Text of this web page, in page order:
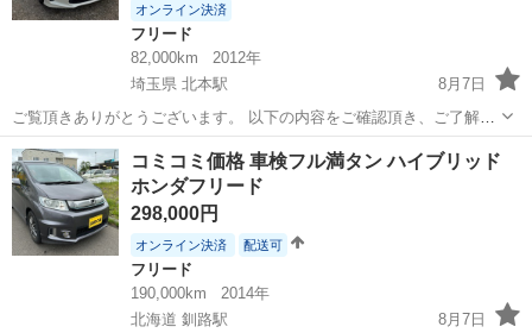
オンライン決済
フリード
82,000km
2012年
埼玉県 北本駅
8月7日
ご覧頂きありがとうございます。 以下の内容をご確認頂き、ご了解の
上でご検討をお願いいたします。 ※お渡し時期は9月上旬以降になり
ますが、その間も通常使用しておりますので、その点、ご了承くださ
い。 ▪️車種：ホンダ フリードハ...
埼玉 北本市 フリード
コミコミ価格 車検フル満タン ハイブリッド
ホンダフリード
298,000円
オンライン決済 配送可
フリード
190,000km
2014年
北海道 釧路駅
8月7日